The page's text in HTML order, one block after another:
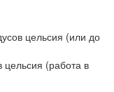
цельсия (или до
цельсия (работа в